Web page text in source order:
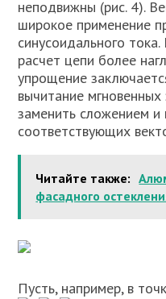
неподвижны (рис. 4).
широкое применение
синусоидального
расчет цепи более
упрощение
вычитание
заменить сложением и
соответствующих
Читайте также:
фасадного
Пусть, например, в